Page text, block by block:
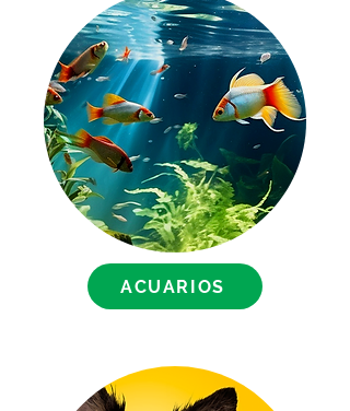
naturales. Super Flakes es una
mezcla de hojuelas de colores
rojo, verde y amarillo, con olor a
camarón y de textura
quebradiza, diseñado para
ajustarse a las necesidades
nutricionales de la mayoría de
los peces tropicales y de agua
dulce.
¿Por qué Super Flakes?
Estas Super Hojuelas están
adición de Beta-glucanos
ACUARIOS